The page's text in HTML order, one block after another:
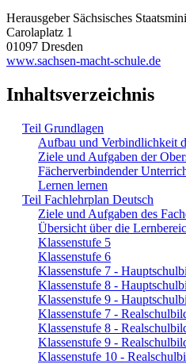
Herausgeber Sächsisches
Carolaplatz 1
01097 Dresden
www.sachsen-macht-schule.de
Inhaltsverzeichnis
Teil Grundlagen
Aufbau und Verbindlichkeit
Ziele und Aufgaben der
Fächerverbindender
Lernen lernen
Teil Fachlehrplan Deutsch
Ziele und Aufgaben des
Übersicht über die
Klassenstufe 5
Klassenstufe 6
Klassenstufe 7 -
Klassenstufe 8 -
Klassenstufe 9 -
Klassenstufe 7 -
Klassenstufe 8 -
Klassenstufe 9 -
Klassenstufe 10 -